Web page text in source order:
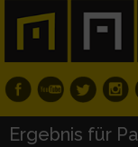
Ergebnis für